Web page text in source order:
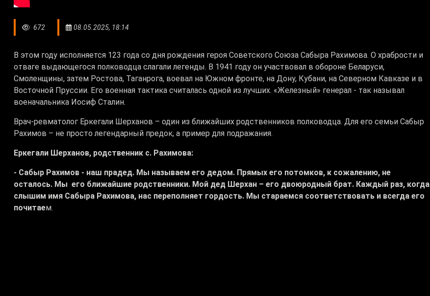
672 08.05.2025, 18:14
В этом году исполняется 123 года со дня рождения героя Советского Союза Сабыра Рахимова. О храбрости и
отваге выдающегося полководца слагали легенды. В 1941 году он участвовал в обороне Беларуси,
Смоленщины, затем Ростова, Таганрога, воевал на Южном фронте, на Дону, Кубани, на Северном Кавказе и в
Восточной Пруссии. Его военная тактика считалась одной из лучших. «Железный» генерал - так называл
военачальника Иосиф Сталин.
Врач-ревматолог Еркегали Шерханов – один из ближайших родственников полководца. Для его семьи Сабыр
Рахимов – не просто легендарный предок, а пример для подражания.
Еркегали Шерханов, родственник с. Рахимова:
- Сабыр Рахимов - наш прадед. Мы называем его дедом. Прямых его потомков, к сожалению, не
осталось. Мы его ближайшие родственники. Мой дед Шерхан – его двоюродный брат. Каждый раз, когда
слышим имя Сабыра Рахимова, нас переполняет гордость. Мы стараемся соответствовать и всегда его
почитаем.